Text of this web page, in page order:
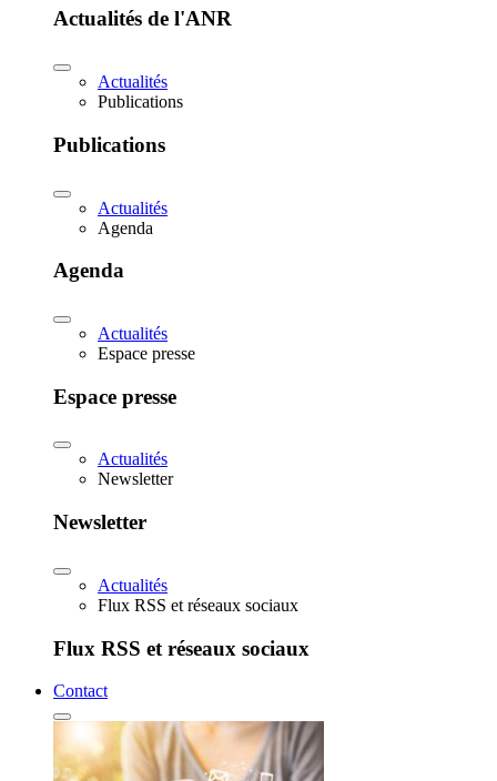
Actualités de l'ANR
Actualités
Publications
Publications
Actualités
Agenda
Agenda
Actualités
Espace presse
Espace presse
Actualités
Newsletter
Newsletter
Actualités
Flux RSS et réseaux sociaux
Flux RSS et réseaux sociaux
Contact